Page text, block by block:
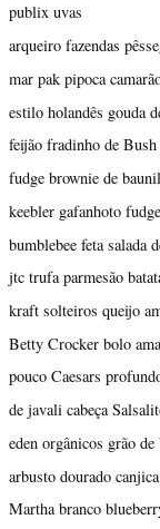
publix uvas
arqueiro fazendas
mar pak pipoca
estilo holandês gouda
feijão fradinho de Bush
fudge brownie de
keebler gafanhoto
bumblebee feta salada
jtc trufa parmesão
kraft solteiros queijo
Betty Crocker bolo
pouco Caesars
de javali cabeça
eden orgânicos grão
arbusto dourado canjica
Martha branco